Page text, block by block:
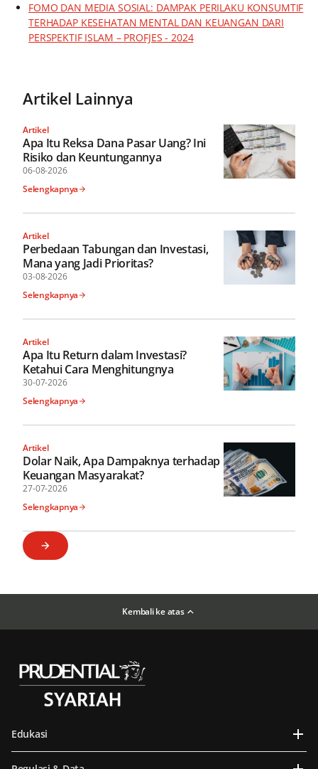
FOMO DAN MEDIA SOSIAL: DAMPAK PERILAKU KONSUMTIF
TERHADAP KESEHATAN MENTAL DAN KEUANGAN DARI
PERSPEKTIF ISLAM – PROFJES - 2024
Artikel Lainnya
Artikel
Apa Itu Reksa Dana Pasar Uang? Ini
Risiko dan Keuntungannya
06-08-2026
Selengkapnya
Artikel
Perbedaan Tabungan dan Investasi,
Mana yang Jadi Prioritas?
03-08-2026
Selengkapnya
Artikel
Apa Itu Return dalam Investasi?
Ketahui Cara Menghitungnya
30-07-2026
Selengkapnya
Artikel
Dolar Naik, Apa Dampaknya terhadap
Keuangan Masyarakat?
27-07-2026
Selengkapnya
Kembali ke atas
Edukasi